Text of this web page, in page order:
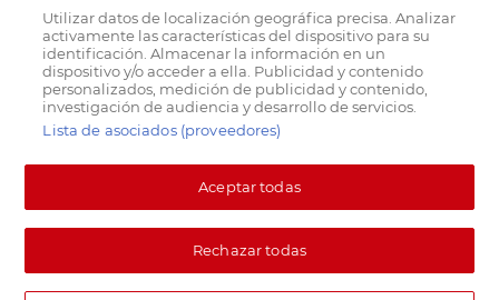
Utilizar datos de localización geográfica precisa. Analizar
activamente las características del dispositivo para su
identificación. Almacenar la información en un
dispositivo y/o acceder a ella. Publicidad y contenido
personalizados, medición de publicidad y contenido,
investigación de audiencia y desarrollo de servicios.
Lista de asociados (proveedores)
Aceptar todas
Rechazar todas